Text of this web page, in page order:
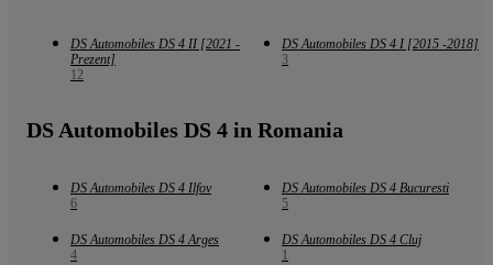
DS Automobiles DS 4 II [2021 -
Prezent]
12
DS Automobiles DS 4 I [2015 -2018]
3
DS Automobiles DS 4 in Romania
DS Automobiles DS 4 Ilfov
6
DS Automobiles DS 4 Bucuresti
5
DS Automobiles DS 4 Arges
4
DS Automobiles DS 4 Cluj
1